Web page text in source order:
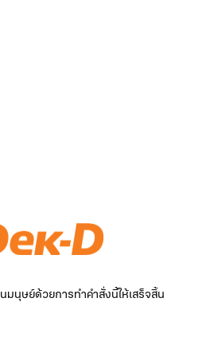
มนุษย์ด้วยการทำคำสั่งนี้ให้เสร็จสิ้น